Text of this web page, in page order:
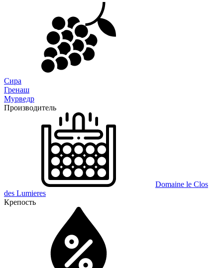
Сира
Гренаш
Мурведр
Производитель
Domaine le Clos
des Lumieres
Крепость